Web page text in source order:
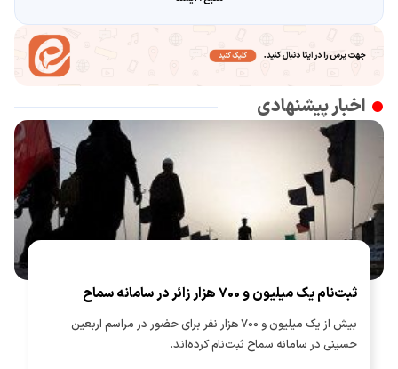
اخبار پیشنهادی
ثبت‌نام یک میلیون و 700 هزار زائر در سامانه سماح ‌
بیش از یک میلیون و 700 هزار نفر برای حضور در مراسم اربعین
حسینی در سامانه سماح ثبت‌نام کرده‌اند.